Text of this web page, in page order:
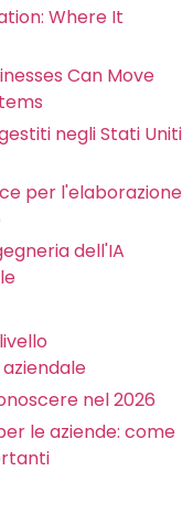
Where It
Can Move
negli Stati Uniti
per l'elaborazione
dell'IA
nel 2026
le aziende: come